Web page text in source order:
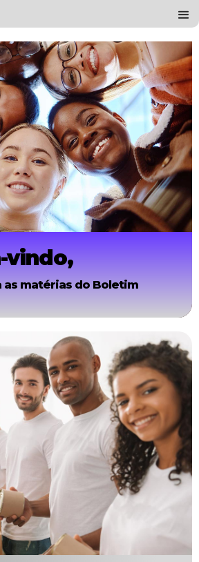
vindo,
as matérias do Boletim